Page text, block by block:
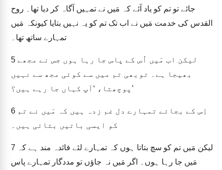
جائے تو تم کو یاد آئے کہ مَیں نے تمہیں آگاہ کر دیا تھا۔ روح
القدس کی خدمت مَیں نے اب تک تم کو یہ نہیں بتایا کیونکہ مَیں
تمہارے ساتھ تھا۔
5
بھیجا ہے۔ توبھی تم میں سے کوئی مجھ سے نہیں
پوچھتا، ‘آپ کہاں جا رہے ہیں؟’
6
کو ایسی باتیں بتائی ہیں۔
7
مَیں جا رہا ہوں۔ اگر مَیں نہ جاؤں تو مددگار تمہارے پاس